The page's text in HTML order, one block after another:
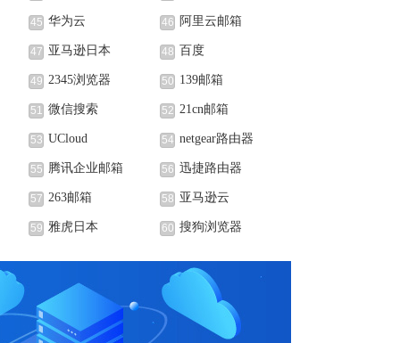
45 华为云 46 阿里云邮箱
47 亚马逊日本 48 百度
49 2345浏览器 50 139邮箱
51 微信搜索 52 21cn邮箱
53 UCloud 54 netgear路由器
55 腾讯企业邮箱 56 迅捷路由器
57 263邮箱 58 亚马逊云
59 雅虎日本 60 搜狗浏览器